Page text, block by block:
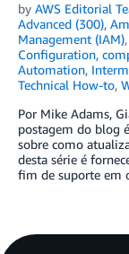
by AWS Editorial
Advanced (300),
Management (IAM),
Configuration,
Automation,
Technical How-to,
Por Mike Adams,
postagem do blog
sobre como
desta série é
fim de suporte em